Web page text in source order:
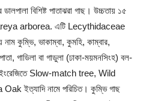
বিশিষ্ট পাতাঝরা গাছ। উচ্চতায় ১৫
arborea. এটি Lecythidaceae
নাম কুম্ভি, ভাকাম্বা, কুমহি, কাম্বার,
গাডিলা বা গাডুলা (ঢাকা-ময়মনসিংহ) বল-
ইংরেজিতে Slow-match tree, Wild
ইত্যাদি নামে পরিচিত। কুম্ভি গাছ